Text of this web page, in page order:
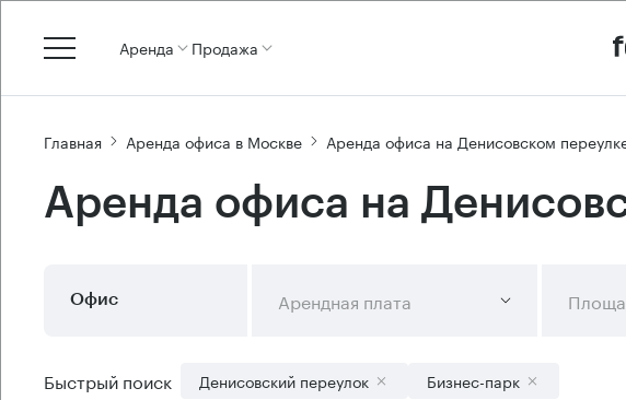
Аренда Продажа
Главная Аренда офиса в Москве Аренда офиса на Денисовском
Аренда офиса на
Офис Арендная плата
Быстрый поиск Денисовский переулок Бизнес-парк